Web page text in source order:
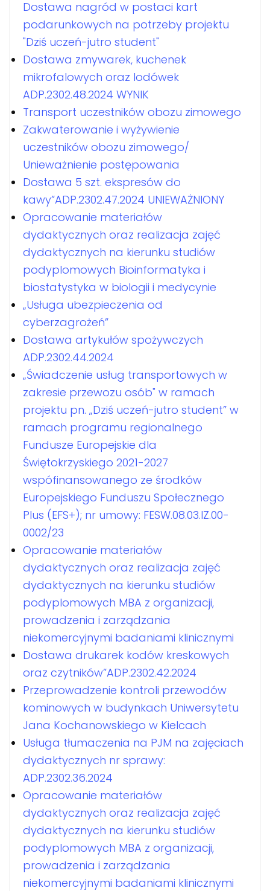
Dostawa nagród w postaci kart
podarunkowych na potrzeby projektu
"Dziś uczeń-jutro student"
Dostawa zmywarek, kuchenek
mikrofalowych oraz lodówek
ADP.2302.48.2024 WYNIK
Transport uczestników obozu zimowego
Zakwaterowanie i wyżywienie
uczestników obozu zimowego/
Unieważnienie postępowania
Dostawa 5 szt. ekspresów do
kawy”ADP.2302.47.2024 UNIEWAŻNIONY
Opracowanie materiałów
dydaktycznych oraz realizacja zajęć
dydaktycznych na kierunku studiów
podyplomowych Bioinformatyka i
biostatystyka w biologii i medycynie
„Usługa ubezpieczenia od
cyberzagrożeń”
Dostawa artykułów spożywczych
ADP.2302.44.2024
„Świadczenie usług transportowych w
zakresie przewozu osób" w ramach
projektu pn. „Dziś uczeń-jutro student” w
ramach programu regionalnego
Fundusze Europejskie dla
Świętokrzyskiego 2021-2027
wspófinansowanego ze środków
Europejskiego Funduszu Społecznego
Plus (EFS+); nr umowy: FESW.08.03.IZ.00-
0002/23
Opracowanie materiałów
dydaktycznych oraz realizacja zajęć
dydaktycznych na kierunku studiów
podyplomowych MBA z organizacji,
prowadzenia i zarządzania
niekomercyjnymi badaniami klinicznymi
Dostawa drukarek kodów kreskowych
oraz czytników”ADP.2302.42.2024
Przeprowadzenie kontroli przewodów
kominowych w budynkach Uniwersytetu
Jana Kochanowskiego w Kielcach
Usługa tłumaczenia na PJM na zajęciach
dydaktycznych nr sprawy:
ADP.2302.36.2024
Opracowanie materiałów
dydaktycznych oraz realizacja zajęć
dydaktycznych na kierunku studiów
podyplomowych MBA z organizacji,
prowadzenia i zarządzania
niekomercyjnymi badaniami klinicznymi